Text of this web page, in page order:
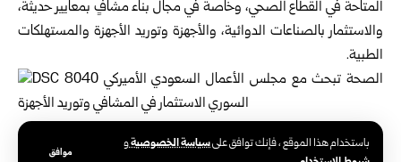
باستخدام هذا الموقع ، فإنك توافق علىسياسة الخصوصيةو
موافق
المتاحة في القطاع الصحي، وخاصة في مجال بناء مشافٍ بمعايير حديثة،
والاستثمار بالصناعات الدوائية، والأجهزة وتوريد الأجهزة والمستهلكات
الطبية.
وبين العلي أهمية التحول الرقمي كأحد أهم الحلول لتحسين